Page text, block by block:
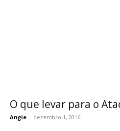
O que levar para o
Angie - dezembro 1, 2016